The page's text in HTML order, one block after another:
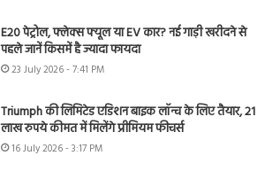
E20 पेट्रोल, फ्लेक्स फ्यूल या EV कार? नई गाड़ी खरीदने से
पहले जानें किसमें है ज्यादा फायदा
23 July 2026 - 7:41 PM
Triumph की लिमिटेड एडिशन बाइक लॉन्च के लिए तैयार, 21
लाख रुपये कीमत में मिलेंगे प्रीमियम फीचर्स
16 July 2026 - 3:17 PM